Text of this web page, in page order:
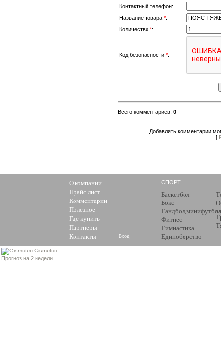
Контактный телефон:
Название товара *:
Количество *:
Код безопасности *:
Всего комментариев: 0
Добавлять комментарии
[
О компании
Прайс лист
Комментарии
Полезное
Где купить
Партнеры
Контакты
СПОРТ
Баскетбол
Бокс
Гандбол,минифутбол
Фитнес
Гимнастика
Единоборство
Вход
Gismeteo
Прогноз на 2 недели